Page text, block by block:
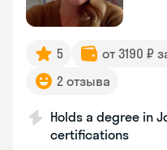
5 от 3190 ₽
2 отзыва
Holds a degree in
certifications